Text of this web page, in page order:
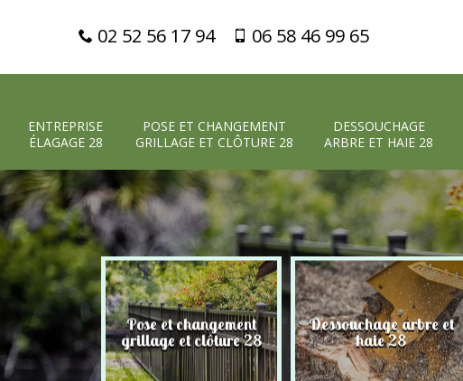
02 52 56 17 94 06 58 46 99 65
ENTREPRISE
ÉLAGAGE 28
POSE ET CHANGEMENT
GRILLAGE ET CLÔTURE 28
DESSOUCHAGE
ARBRE ET HAIE 28
28 Pose et changement
grillage et clôture 28
Dessouchage arbre et
haie 28